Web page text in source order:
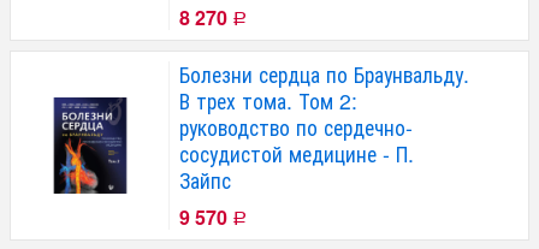
8 270 Р
Болезни сердца по Браунвальду.
В трех тома. Том 2:
руководство по сердечно-
сосудистой медицине - П.
Зайпс
9 570 Р